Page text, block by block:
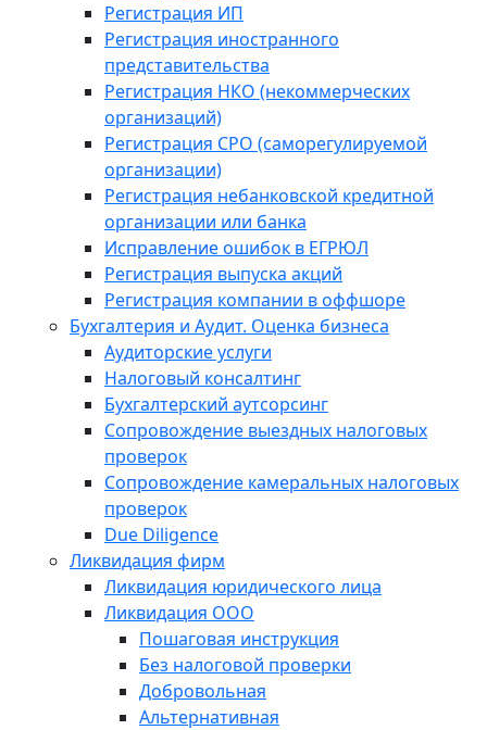
Регистрация ИП
Регистрация иностранного
представительства
Регистрация НКО (некоммерческих
организаций)
Регистрация СРО (саморегулируемой
организации)
Регистрация небанковской кредитной
организации или банка
Исправление ошибок в ЕГРЮЛ
Регистрация выпуска акций
Регистрация компании в оффшоре
Бухгалтерия и Аудит. Оценка бизнеса
Аудиторские услуги
Налоговый консалтинг
Бухгалтерский аутсорсинг
Сопровождение выездных налоговых
проверок
Сопровождение камеральных налоговых
проверок
Due Diligence
Ликвидация фирм
Ликвидация юридического лица
Ликвидация ООО
Пошаговая инструкция
Без налоговой проверки
Добровольная
Альтернативная